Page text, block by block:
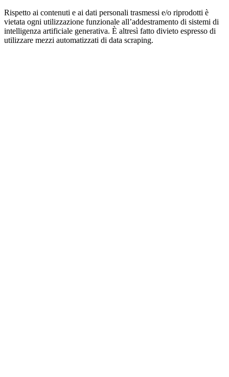
Rispetto ai contenuti e ai dati personali trasmessi e/o riprodotti è
vietata ogni utilizzazione funzionale all’addestramento di sistemi di
intelligenza artificiale generativa. È altresì fatto divieto espresso di
utilizzare mezzi automatizzati di data scraping.